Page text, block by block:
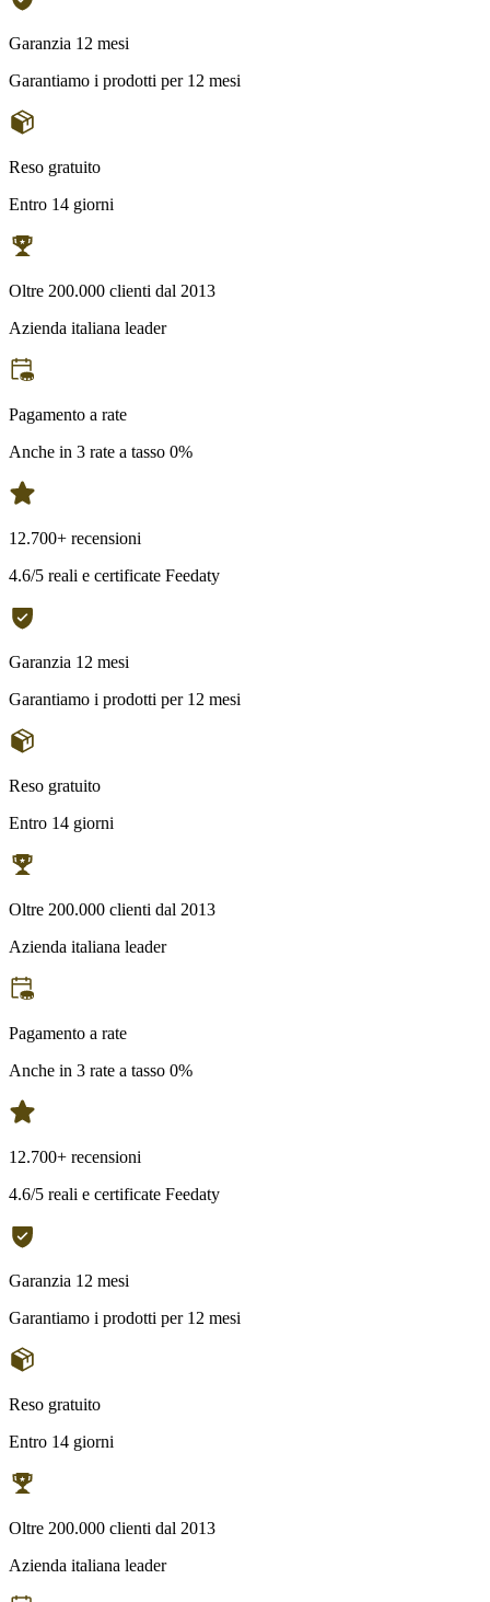
Garanzia 12 mesi
Garantiamo i prodotti per 12 mesi
Reso gratuito
Entro 14 giorni
Oltre 200.000 clienti dal 2013
Azienda italiana leader
Pagamento a rate
Anche in 3 rate a tasso 0%
12.700+ recensioni
4.6/5 reali e certificate Feedaty
Garanzia 12 mesi
Garantiamo i prodotti per 12 mesi
Reso gratuito
Entro 14 giorni
Oltre 200.000 clienti dal 2013
Azienda italiana leader
Pagamento a rate
Anche in 3 rate a tasso 0%
12.700+ recensioni
4.6/5 reali e certificate Feedaty
Garanzia 12 mesi
Garantiamo i prodotti per 12 mesi
Reso gratuito
Entro 14 giorni
Oltre 200.000 clienti dal 2013
Azienda italiana leader